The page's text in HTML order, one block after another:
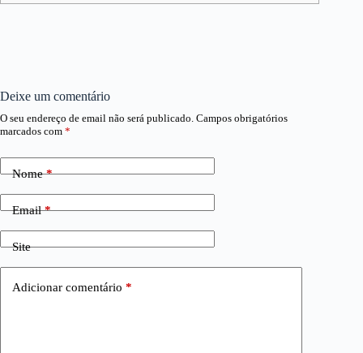
Deixe um comentário
O seu endereço de email não será publicado. Campos obrigatórios
marcados com *
Nome*
Email*
Site
Adicionar comentário *